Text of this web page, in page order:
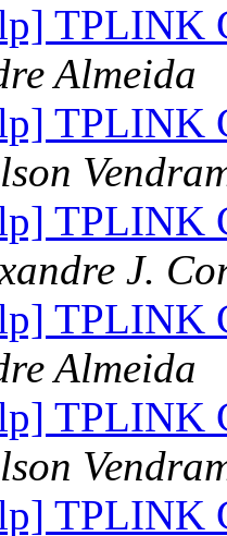
TPLINK
Almeida
TPLINK
TPLINK
J.
TPLINK
Almeida
TPLINK
TPLINK